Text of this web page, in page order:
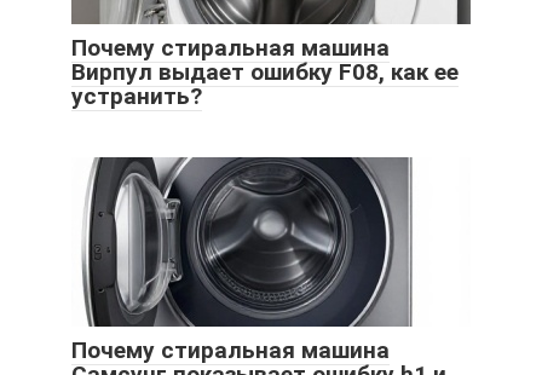
Почему стиральная машина
Вирпул выдает ошибку F08, как ее
устранить?
Почему стиральная машина